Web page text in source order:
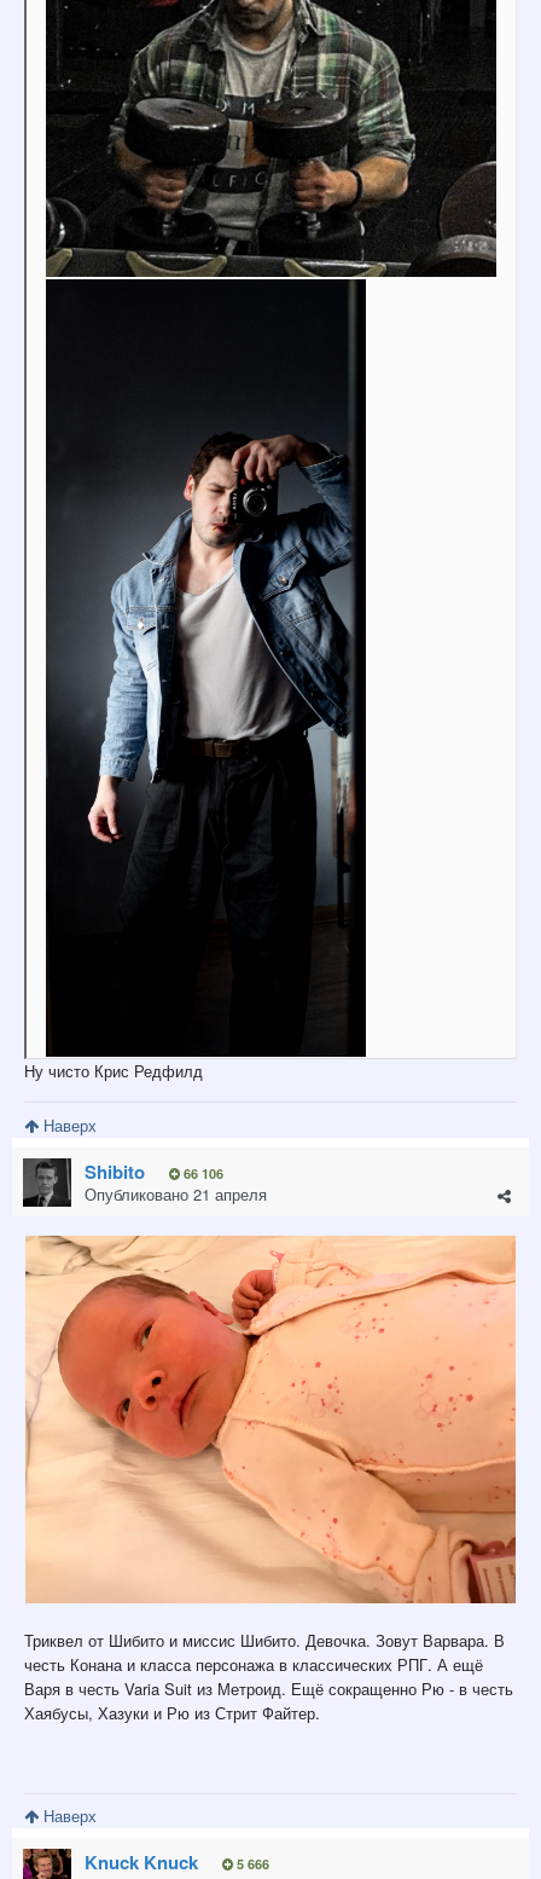
Ну чисто Крис Редфилд
Наверх
Shibito 66 106
Опубликовано 21 апреля
Триквел от Шибито и миссис Шибито. Девочка. Зовут Варвара. В
честь Конана и класса персонажа в классических РПГ. А ещё
Варя в честь Varia Suit из Метроид. Ещё сокращенно Рю - в честь
Хаябусы, Хазуки и Рю из Стрит Файтер.
Наверх
Knuck Knuck 5 666